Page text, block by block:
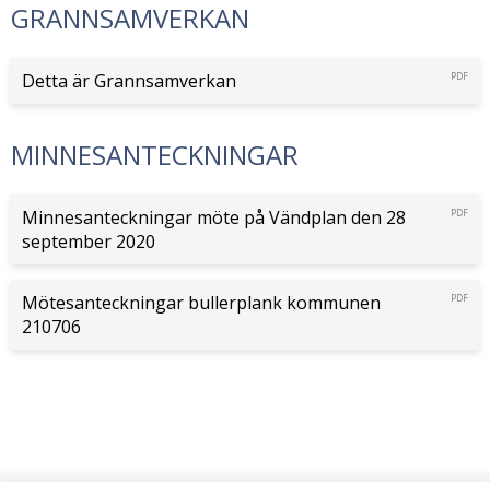
GRANNSAMVERKAN
Detta är Grannsamverkan PDF
MINNESANTECKNINGAR
Minnesanteckningar möte på Vändplan den 28
september 2020
PDF
Mötesanteckningar bullerplank kommunen
210706
PDF